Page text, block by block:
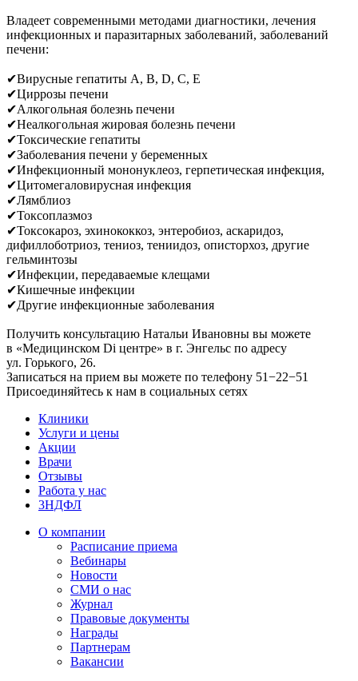
Владеет современными методами диагностики, лечения
инфекционных и паразитарных заболеваний, заболеваний
печени:
✔Вирусные гепатиты А, В, D, С, Е
✔Циррозы печени
✔Алкогольная болезнь печени
✔Неалкогольная жировая болезнь печени
✔Токсические гепатиты
✔Заболевания печени у беременных
✔Инфекционный мононуклеоз, герпетическая инфекция,
✔Цитомегаловирусная инфекция
✔Лямблиоз
✔Токсоплазмоз
✔Токсокароз, эхинококкоз, энтеробиоз, аскаридоз,
дифиллоботриоз, тениоз, тениидоз, описторхоз, другие
гельминтозы
✔Инфекции, передаваемые клещами
✔Кишечные инфекции
✔Другие инфекционные заболевания
Получить консультацию Натальи Ивановны вы можете
в «Медицинском Di центре» в г. Энгельс по адресу
ул. Горького, 26.
Записаться на прием вы можете по телефону 51−22−51
Присоединяйтесь к нам в социальных сетях
Клиники
Услуги и цены
Акции
Врачи
Отзывы
Работа у нас
3НДФЛ
О компании
Расписание приема
Вебинары
Новости
СМИ о нас
Журнал
Правовые документы
Награды
Партнерам
Вакансии